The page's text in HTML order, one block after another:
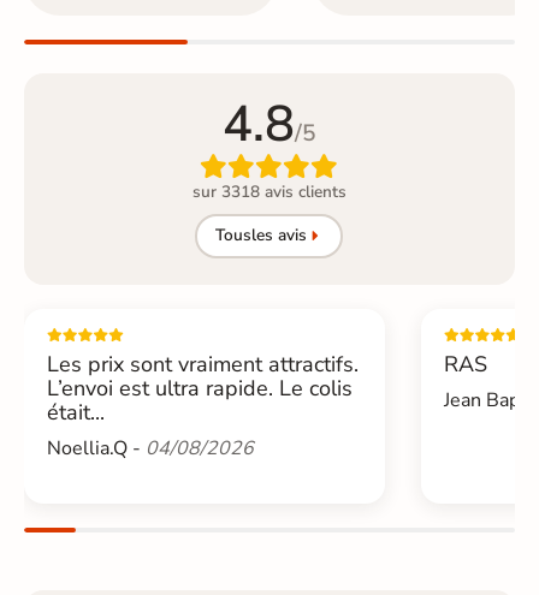
4.8/5

sur 3318 avis clients
Tousles avis
Les prix sont vraiment attractifs.
L’envoi est ultra rapide. Le colis
était...
Noellia.Q - 04/08/2026
RAS
Jean